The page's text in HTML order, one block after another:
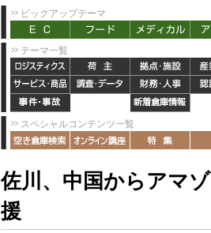
ピックアップテーマ
テーマ一覧
スペシャルコンテンツ一覧
佐川、中国からアマ
援